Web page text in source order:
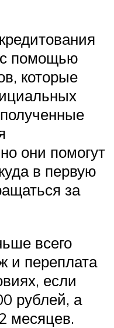
помощью
которые
они помогут
в первую
за
всего
и переплата
если
рублей, а
месяцев.